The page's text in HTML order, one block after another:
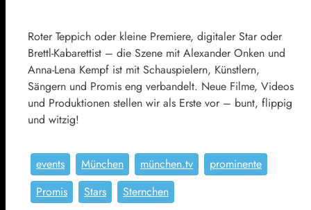
Roter Teppich oder kleine Premiere, digitaler Star oder
Brettl-Kabarettist – die Szene mit Alexander Onken und
Anna-Lena Kempf ist mit Schauspielern, Künstlern,
Sängern und Promis eng verbandelt. Neue Filme, Videos
und Produktionen stellen wir als Erste vor – bunt, flippig
und witzig!
events München münchen.tv
prominente
Promis
Stars Sternchen